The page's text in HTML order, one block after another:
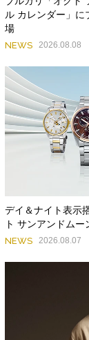
ル カレンダー」に
場
NEWS 2026.08.08
デイ＆ナイト表示
ト サンアンドム
NEWS 2026.08.07